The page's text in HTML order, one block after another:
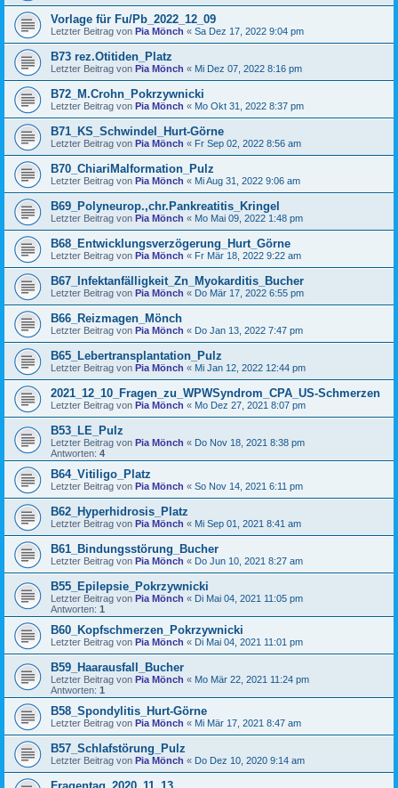
Vorlage für Fu/Pb_2022_12_09
Letzter Beitrag von Pia Mönch « Sa Dez 17, 2022 9:04 pm
B73 rez.Otitiden_Platz
Letzter Beitrag von Pia Mönch « Mi Dez 07, 2022 8:16 pm
B72_M.Crohn_Pokrzywnicki
Letzter Beitrag von Pia Mönch « Mo Okt 31, 2022 8:37 pm
B71_KS_Schwindel_Hurt-Görne
Letzter Beitrag von Pia Mönch « Fr Sep 02, 2022 8:56 am
B70_ChiariMalformation_Pulz
Letzter Beitrag von Pia Mönch « Mi Aug 31, 2022 9:06 am
B69_Polyneurop.,chr.Pankreatitis_Kringel
Letzter Beitrag von Pia Mönch « Mo Mai 09, 2022 1:48 pm
B68_Entwicklungsverzögerung_Hurt_Görne
Letzter Beitrag von Pia Mönch « Fr Mär 18, 2022 9:22 am
B67_Infektanfälligkeit_Zn_Myokarditis_Bucher
Letzter Beitrag von Pia Mönch « Do Mär 17, 2022 6:55 pm
B66_Reizmagen_Mönch
Letzter Beitrag von Pia Mönch « Do Jan 13, 2022 7:47 pm
B65_Lebertransplantation_Pulz
Letzter Beitrag von Pia Mönch « Mi Jan 12, 2022 12:44 pm
2021_12_10_Fragen_zu_WPWSyndrom_CPA_US-Schmerzen
Letzter Beitrag von Pia Mönch « Mo Dez 27, 2021 8:07 pm
B53_LE_Pulz
Letzter Beitrag von Pia Mönch « Do Nov 18, 2021 8:38 pm
Antworten: 4
B64_Vitiligo_Platz
Letzter Beitrag von Pia Mönch « So Nov 14, 2021 6:11 pm
B62_Hyperhidrosis_Platz
Letzter Beitrag von Pia Mönch « Mi Sep 01, 2021 8:41 am
B61_Bindungsstörung_Bucher
Letzter Beitrag von Pia Mönch « Do Jun 10, 2021 8:27 am
B55_Epilepsie_Pokrzywnicki
Letzter Beitrag von Pia Mönch « Di Mai 04, 2021 11:05 pm
Antworten: 1
B60_Kopfschmerzen_Pokrzywnicki
Letzter Beitrag von Pia Mönch « Di Mai 04, 2021 11:01 pm
B59_Haarausfall_Bucher
Letzter Beitrag von Pia Mönch « Mo Mär 22, 2021 11:24 pm
Antworten: 1
B58_Spondylitis_Hurt-Görne
Letzter Beitrag von Pia Mönch « Mi Mär 17, 2021 8:47 am
B57_Schlafstörung_Pulz
Letzter Beitrag von Pia Mönch « Do Dez 10, 2020 9:14 am